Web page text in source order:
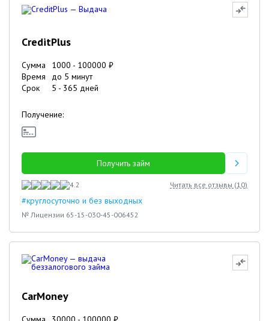
CreditPlus
Сумма 1000 - 100000 ₽
Время
до 5 минут
Срок
5 - 365 дней
Получение:
Получить займ
4.2 Читать все отзывы (10)
#круглосуточно и без выходных
№ Лицензии 65-15-030-45-006452
CarMoney